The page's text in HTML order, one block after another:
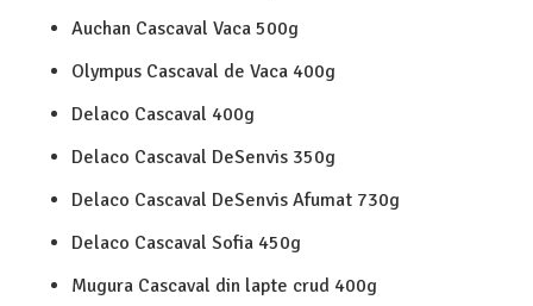
Auchan Cascaval Vaca 500g
Olympus Cascaval de Vaca 400g
Delaco Cascaval 400g
Delaco Cascaval DeSenvis 350g
Delaco Cascaval DeSenvis Afumat 730g
Delaco Cascaval Sofia 450g
Mugura Cascaval din lapte crud 400g